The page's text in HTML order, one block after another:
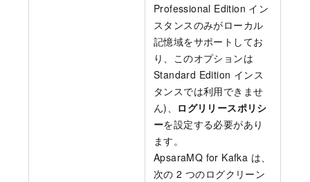
Professional Edition イン
スタンスのみがローカル
記憶域をサポートしてお
り、このオプションは
Standard Edition インス
タンスでは利用できませ
ん)、 ログリリースポリシ
ーを設定する必要があり
ます。
ApsaraMQ for Kafka は、
次の 2 つのログクリーン